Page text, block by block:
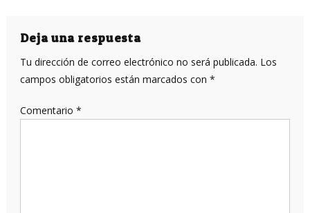
entradas
Deja una respuesta
Tu dirección de correo electrónico no será publicada. Los
campos obligatorios están marcados con *
Comentario *